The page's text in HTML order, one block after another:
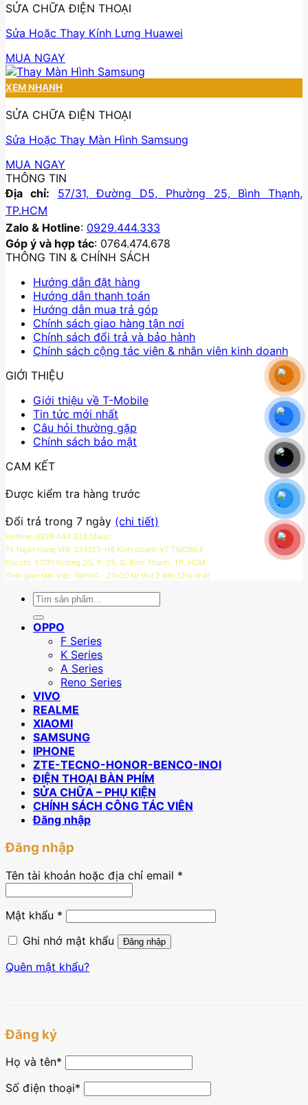
SỬA CHỮA ĐIỆN THOẠI
Sửa Hoặc Thay Kính Lưng Huawei
MUA NGAY
XEM NHANH
SỬA CHỮA ĐIỆN THOẠI
Sửa Hoặc Thay Màn Hình Samsung
MUA NGAY
THÔNG TIN
Địa chỉ:
57/31, Đường D5, Phường 25, Bình Thạnh,
TP.HCM
Zalo & Hotline: 0929.444.333
Góp ý và hợp tác: 0764.474.678
THÔNG TIN & CHÍNH SÁCH
Hướng dẫn đặt hàng
Hướng dẫn thanh toán
Hướng dẫn mua trả góp
Chính sách giao hàng tận nơi
Chính sách đổi trả và bảo hành
Chính sách cộng tác viên & nhân viên kinh doanh
GIỚI THIỆU
Giới thiệu về T-Mobile
Tin tức mới nhất
Câu hỏi thường gặp
Chính sách bảo mật
CAM KẾT
Được kiểm tra hàng trước
Đổi trả trong 7 ngày (chi tiết)
Hotline: 0929 444 333 (Zalo)
Tk Ngân Hàng VIB: 334123-Hộ Kinh doanh VT TMOBILE
Địa chỉ: 57/31 Đường D5, P. 25, Q. Bình Thạnh, TP. HCM
Thời gian làm việc: 08h00 - 21h30 từ thứ 2 đến Chủ nhật
Tìm
OPPO
F Series
K Series
A Series
Reno Series
VIVO
REALME
XIAOMI
SAMSUNG
IPHONE
ZTE-TECNO-HONOR-BENCO-INOI
ĐIỆN THOẠI BÀN PHÍM
SỬA CHỮA – PHỤ KIỆN
CHÍNH SÁCH CÔNG TÁC VIÊN
Đăng nhập
Đăng nhập
Tên tài khoản hoặc địa chỉ email *
Mật khẩu *
Ghi nhớ mật khẩu
Đăng nhập
Quên mật khẩu?
Đăng ký
Họ và tên*
Số điện thoại*